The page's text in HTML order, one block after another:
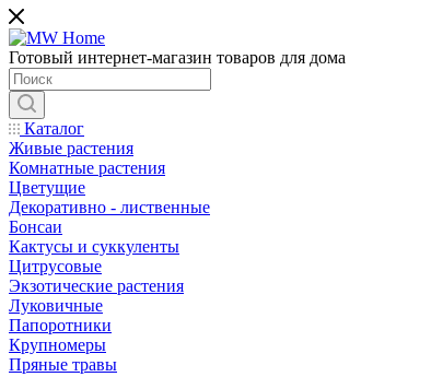
Готовый интернет-магазин товаров для дома
Каталог
Живые растения
Комнатные растения
Цветущие
Декоративно - лиственные
Бонсаи
Кактусы и суккуленты
Цитрусовые
Экзотические растения
Луковичные
Папоротники
Крупномеры
Пряные травы